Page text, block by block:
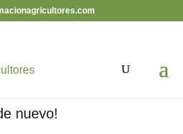
nuevo!